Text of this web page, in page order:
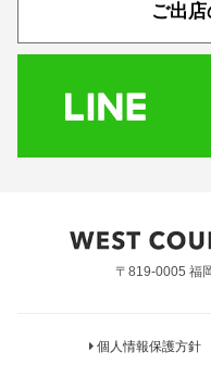
ご出
〒819-0005 福
個人情報保護方針